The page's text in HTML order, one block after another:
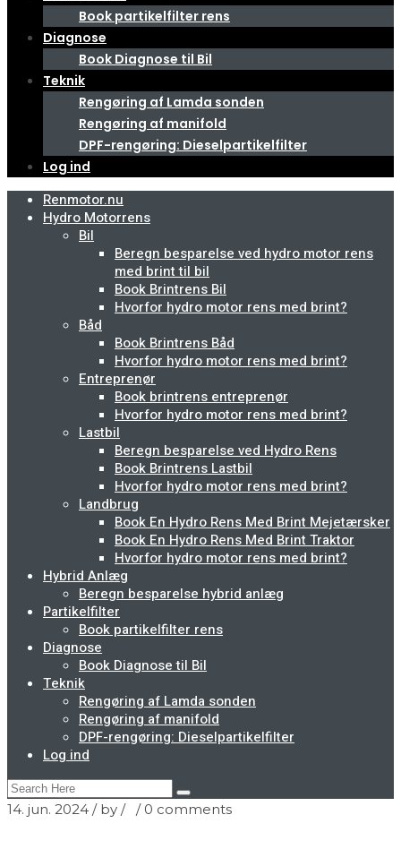
Book partikelfilter rens
Diagnose
Book Diagnose til Bil
Teknik
Rengøring af Lamda sonden
Rengøring af manifold
DPF-rengøring: Dieselpartikelfilter
Log ind
Renmotor.nu
Hydro Motorrens
Bil
Beregn besparelse ved hydro motor rens
med brint til bil
Book Brintrens Bil
Hvorfor hydro motor rens med brint?
Båd
Book Brintrens Båd
Hvorfor hydro motor rens med brint?
Entreprenør
Book brintrens entreprenør
Hvorfor hydro motor rens med brint?
Lastbil
Beregn besparelse ved Hydro Rens
Book Brintrens Lastbil
Hvorfor hydro motor rens med brint?
Landbrug
Book En Hydro Rens Med Brint Mejetærsker
Book En Hydro Rens Med Brint Traktor
Hvorfor hydro motor rens med brint?
Hybrid Anlæg
Beregn besparelse hybrid anlæg
Partikelfilter
Book partikelfilter rens
Diagnose
Book Diagnose til Bil
Teknik
Rengøring af Lamda sonden
Rengøring af manifold
DPF-rengøring: Dieselpartikelfilter
Log ind
14. jun. 2024 / by / / 0 comments